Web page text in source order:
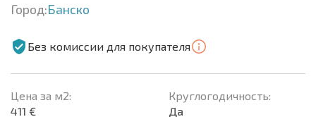
Город:Банско
Без комиссии для покупателя
Цена за м2:
411 €
Круглогодичность:
Да